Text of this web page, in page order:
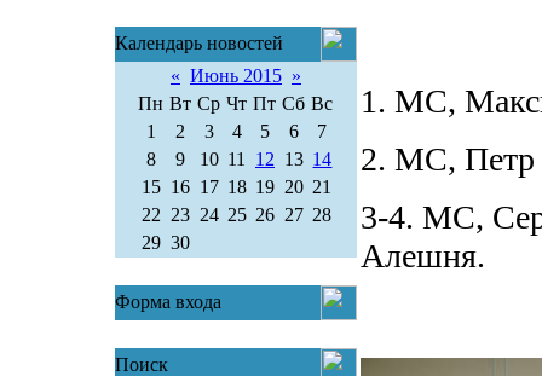
Календарь новостей
« Июнь 2015 »
Пн Вт Ср Чт Пт Сб Вс
1
2 3 4 5 6
7
8
9 10 11 12 13 14
15 16 17 18 19 20 21
22 23 24 25 26 27 28
29 30
Форма входа
Поиск
1. МС,
2. МС, Петр
3-4. МС,
Алешня.